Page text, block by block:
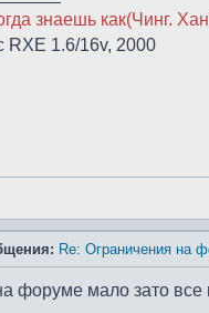
знаешь как(Чинг.
RXE 1.6/16v, 2000
Re: Ограничения на
форуме мало зато все